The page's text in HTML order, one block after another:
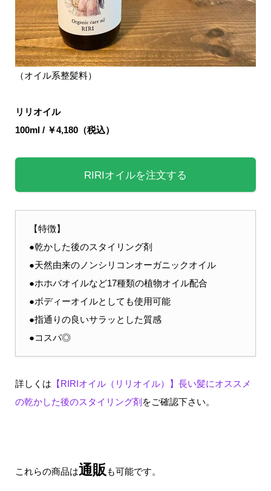
（オイル系整髪料）
リリオイル
100ml / ￥4,180（税込）
RIRIオイルを注文する
【特徴】
●乾かした後のスタイリング剤
●天然由来のノンシリコンオーガニックオイル
●ホホバオイルなど17種類の植物オイル配合
●ボディーオイルとしても使用可能
●指通りの良いサラッとした質感
●コスパ◎
詳しくは 【RIRIオイル（リリオイル）】長い髪にオススメ
の乾かした後のスタイリング剤 をご確認下さい。
これらの商品は通販も可能です。